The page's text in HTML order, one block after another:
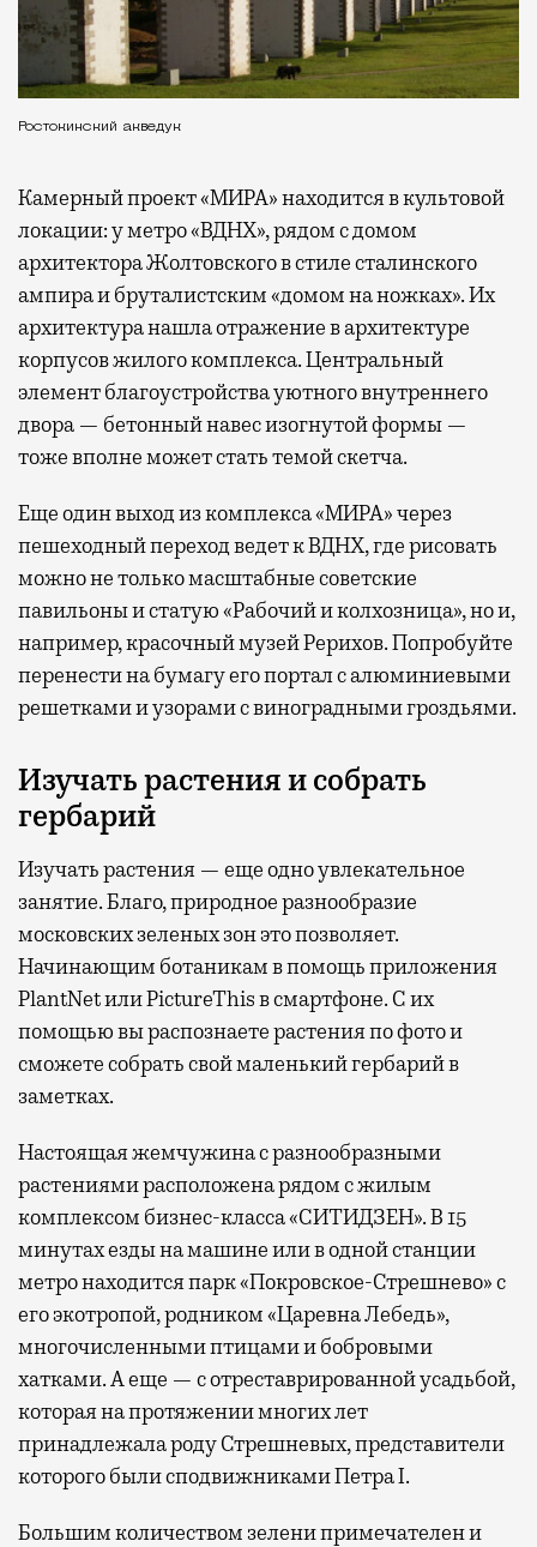
Ростокинский акведук
Камерный проект «МИРА» находится в культовой
локации: у метро «ВДНХ», рядом с домом
архитектора Жолтовского в стиле сталинского
ампира и бруталистским «домом на ножках». Их
архитектура нашла отражение в архитектуре
корпусов жилого комплекса. Центральный
элемент благоустройства уютного внутреннего
двора — бетонный навес изогнутой формы —
тоже вполне может стать темой скетча.
Еще один выход из комплекса «МИРА» через
пешеходный переход ведет к ВДНХ, где рисовать
можно не только масштабные советские
павильоны и статую «Рабочий и колхозница», но и,
например, красочный музей Рерихов. Попробуйте
перенести на бумагу его портал с алюминиевыми
решетками и узорами с виноградными гроздьями.
Изучать растения и собрать
гербарий
Изучать растения — еще одно увлекательное
занятие. Благо, природное разнообразие
московских зеленых зон это позволяет.
Начинающим ботаникам в помощь приложения
PlantNet или PictureThis в смартфоне. С их
помощью вы распознаете растения по фото и
сможете собрать свой маленький гербарий в
заметках.
Настоящая жемчужина с разнообразными
растениями расположена рядом с жилым
комплексом бизнес-класса «СИТИДЗЕН». В 15
минутах езды на машине или в одной станции
метро находится парк «Покровское-Стрешнево» с
его экотропой, родником «Царевна Лебедь»,
многочисленными птицами и бобровыми
хатками. А еще — с отреставрированной усадьбой,
которая на протяжении многих лет
принадлежала роду Стрешневых, представители
которого были сподвижниками Петра I.
Большим количеством зелени примечателен и